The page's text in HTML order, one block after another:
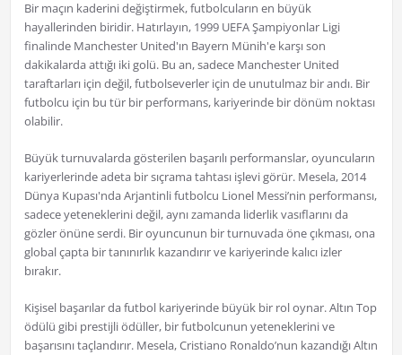
Bir maçın kaderini değiştirmek, futbolcuların en büyük
hayallerinden biridir. Hatırlayın, 1999 UEFA Şampiyonlar Ligi
finalinde Manchester United'ın Bayern Münih'e karşı son
dakikalarda attığı iki golü. Bu an, sadece Manchester United
taraftarları için değil, futbolseverler için de unutulmaz bir andı. Bir
futbolcu için bu tür bir performans, kariyerinde bir dönüm noktası
olabilir.
Büyük turnuvalarda gösterilen başarılı performanslar, oyuncuların
kariyerlerinde adeta bir sıçrama tahtası işlevi görür. Mesela, 2014
Dünya Kupası'nda Arjantinli futbolcu Lionel Messi’nin performansı,
sadece yeteneklerini değil, aynı zamanda liderlik vasıflarını da
gözler önüne serdi. Bir oyuncunun bir turnuvada öne çıkması, ona
global çapta bir tanınırlık kazandırır ve kariyerinde kalıcı izler
bırakır.
Kişisel başarılar da futbol kariyerinde büyük bir rol oynar. Altın Top
ödülü gibi prestijli ödüller, bir futbolcunun yeteneklerini ve
başarısını taçlandırır. Mesela, Cristiano Ronaldo’nun kazandığı Altın